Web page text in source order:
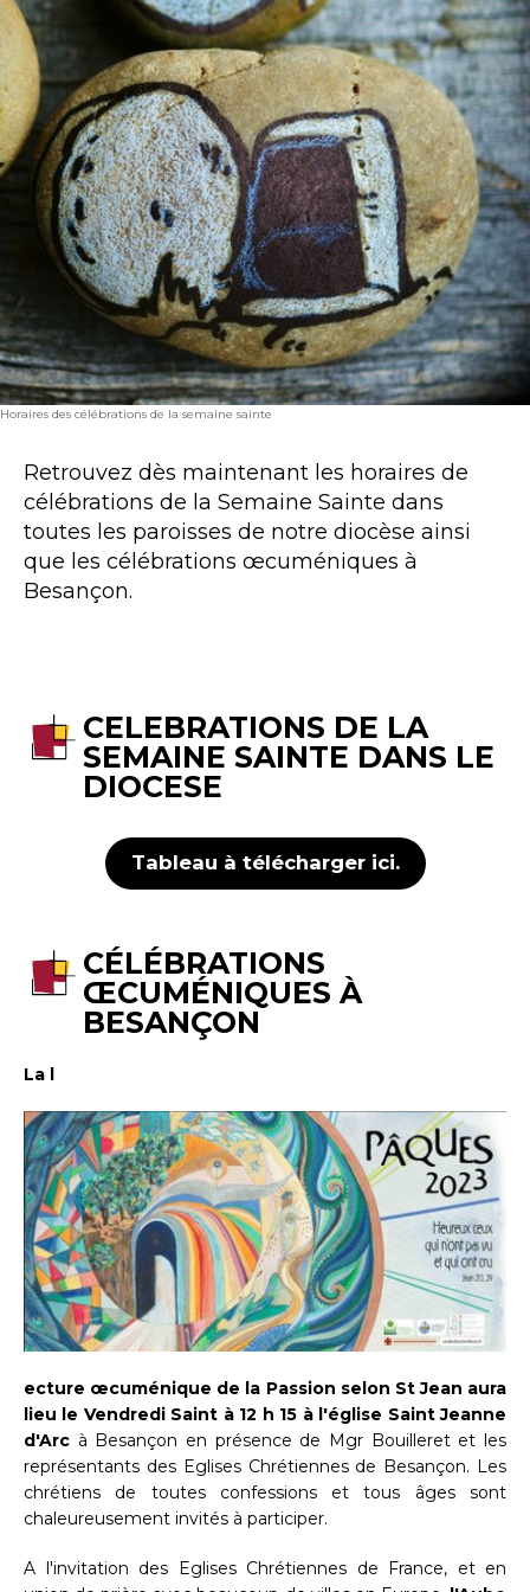
Horaires des célébrations de la semaine sainte
Retrouvez dès maintenant les horaires de
célébrations de la Semaine Sainte dans
toutes les paroisses de notre diocèse ainsi
que les célébrations œcuméniques à
Besançon.
CELEBRATIONS DE LA
SEMAINE SAINTE DANS LE
DIOCESE
Tableau à télécharger ici.
CÉLÉBRATIONS
ŒCUMÉNIQUES À
BESANÇON
La l
ecture œcuménique de la Passion selon St Jean aura
lieu le Vendredi Saint à 12 h 15 à l'église Saint Jeanne
d'Arc à Besançon en présence de Mgr Bouilleret et les
représentants des Eglises Chrétiennes de Besançon. Les
chrétiens de toutes confessions et tous âges sont
chaleureusement invités à participer.
A l'invitation des Eglises Chrétiennes de France, et en